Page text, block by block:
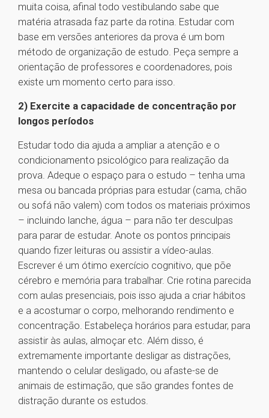
muita coisa, afinal todo vestibulando sabe que
matéria atrasada faz parte da rotina. Estudar com
base em versões anteriores da prova é um bom
método de organização de estudo. Peça sempre a
orientação de professores e coordenadores, pois
existe um momento certo para isso.
2) Exercite a capacidade de concentração por
longos períodos
Estudar todo dia ajuda a ampliar a atenção e o
condicionamento psicológico para realização da
prova. Adeque o espaço para o estudo – tenha uma
mesa ou bancada próprias para estudar (cama, chão
ou sofá não valem) com todos os materiais próximos
– incluindo lanche, água – para não ter desculpas
para parar de estudar. Anote os pontos principais
quando fizer leituras ou assistir a vídeo-aulas.
Escrever é um ótimo exercício cognitivo, que põe
cérebro e memória para trabalhar. Crie rotina parecida
com aulas presenciais, pois isso ajuda a criar hábitos
e a acostumar o corpo, melhorando rendimento e
concentração. Estabeleça horários para estudar, para
assistir às aulas, almoçar etc. Além disso, é
extremamente importante desligar as distrações,
mantendo o celular desligado, ou afaste-se de
animais de estimação, que são grandes fontes de
distração durante os estudos.